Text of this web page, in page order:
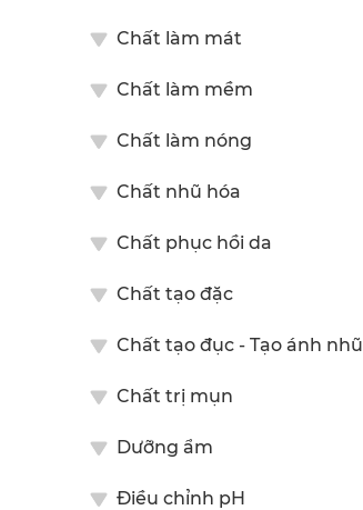
Chất làm mát
Chất làm mềm
Chất làm nóng
Chất nhũ hóa
Chất phục hồi da
Chất tạo đặc
Chất tạo đục - Tạo ánh nhũ
Chất trị mụn
Dưỡng ẩm
Điều chỉnh pH